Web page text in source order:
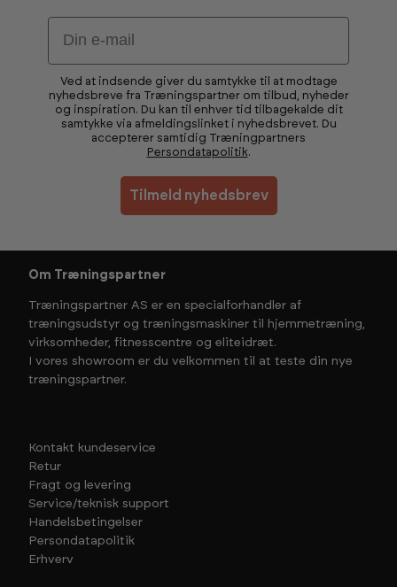
Email
Ved at indsende giver du samtykke til at modtage
nyhedsbreve fra Træningspartner om tilbud, nyheder
og inspiration. Du kan til enhver tid tilbagekalde dit
samtykke via afmeldingslinket i nyhedsbrevet. Du
accepterer samtidig Træningpartners
Persondatapolitik.
Tilmeld nyhedsbrev
Om Træningspartner
Træningspartner AS er en specialforhandler af
træningsudstyr og træningsmaskiner til hjemmetræning,
virksomheder, fitnesscentre og eliteidræt.
I vores showroom er du velkommen til at teste din nye
træningspartner.
Kontakt kundeservice
Retur
Fragt og levering
Service/teknisk support
Handelsbetingelser
Persondatapolitik
Erhverv